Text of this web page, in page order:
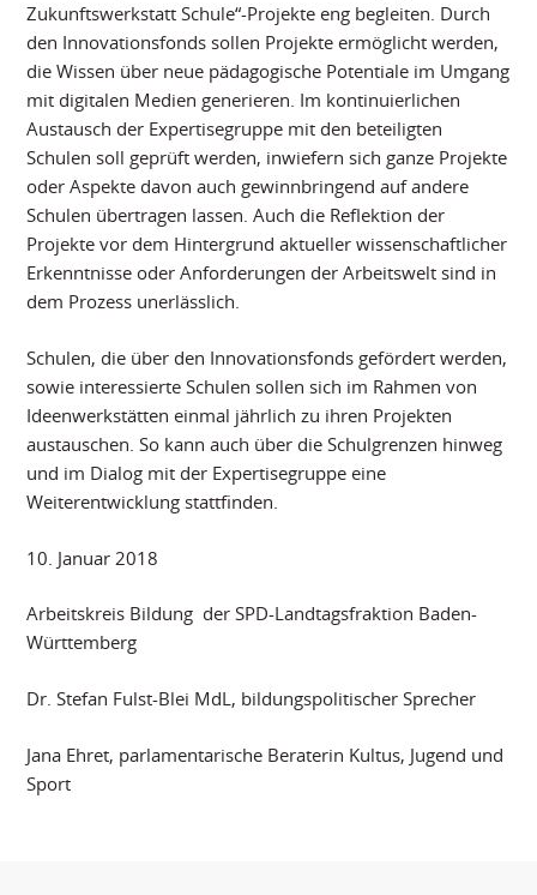
Zukunftswerkstatt Schule“-Projekte eng begleiten. Durch
den Innovationsfonds sollen Projekte ermöglicht werden,
die Wissen über neue pädagogische Potentiale im Umgang
mit digitalen Medien generieren. Im kontinuierlichen
Austausch der Expertisegruppe mit den beteiligten
Schulen soll geprüft werden, inwiefern sich ganze Projekte
oder Aspekte davon auch gewinnbringend auf andere
Schulen übertragen lassen. Auch die Reflektion der
Projekte vor dem Hintergrund aktueller wissenschaftlicher
Erkenntnisse oder Anforderungen der Arbeitswelt sind in
dem Prozess unerlässlich.
Schulen, die über den Innovationsfonds gefördert werden,
sowie interessierte Schulen sollen sich im Rahmen von
Ideenwerkstätten einmal jährlich zu ihren Projekten
austauschen. So kann auch über die Schulgrenzen hinweg
und im Dialog mit der Expertisegruppe eine
Weiterentwicklung stattfinden.
10. Januar 2018
Arbeitskreis Bildung der SPD-Landtagsfraktion Baden-
Württemberg
Dr. Stefan Fulst-Blei MdL, bildungspolitischer Sprecher
Jana Ehret, parlamentarische Beraterin Kultus, Jugend und
Sport